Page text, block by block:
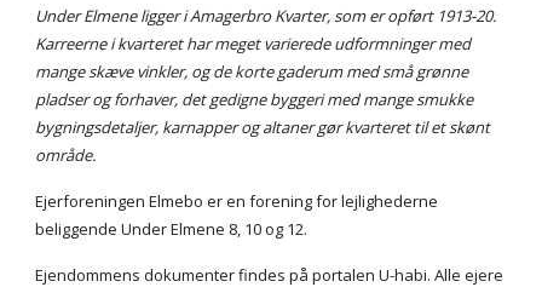
Under Elmene ligger i Amagerbro Kvarter, som er opført 1913-20.
Karreerne i kvarteret har meget varierede udformninger med
mange skæve vinkler, og de korte gaderum med små grønne
pladser og forhaver, det gedigne byggeri med mange smukke
bygningsdetaljer, karnapper og altaner gør kvarteret til et skønt
område.
Ejerforeningen Elmebo er en forening for lejlighederne
beliggende Under Elmene 8, 10 og 12.
Ejendommens dokumenter findes på portalen U-habi. Alle ejere